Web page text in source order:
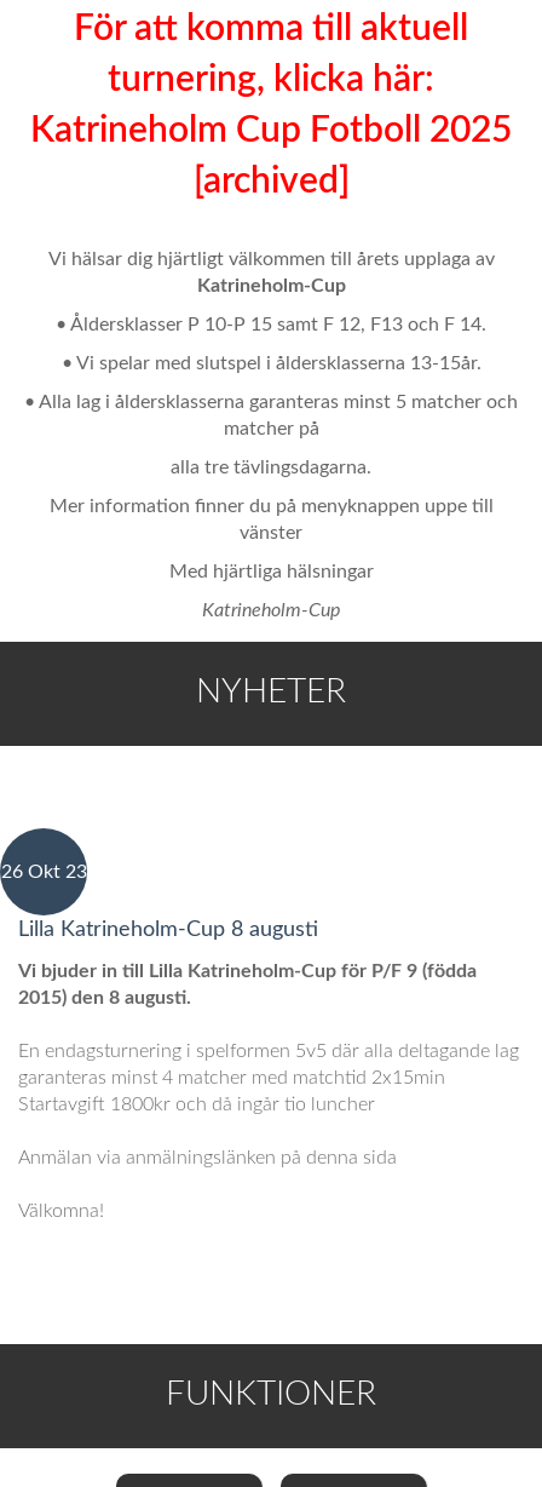
För att komma till aktuell
turnering, klicka här:
Katrineholm Cup Fotboll 2025
[archived]
Vi hälsar dig hjärtligt välkommen till årets upplaga av
Katrineholm-Cup
• Åldersklasser P 10-P 15 samt F 12, F13 och F 14.
• Vi spelar med slutspel i åldersklasserna 13-15år.
• Alla lag i åldersklasserna garanteras minst 5 matcher och
matcher på
alla tre tävlingsdagarna.
Mer information finner du på menyknappen uppe till
vänster
Med hjärtliga hälsningar
Katrineholm-Cup
NYHETER
26 Okt 23
Lilla Katrineholm-Cup 8 augusti
Vi bjuder in till Lilla Katrineholm-Cup för P/F 9 (födda
2015) den 8 augusti.
En endagsturnering i spelformen 5v5 där alla deltagande lag
garanteras minst 4 matcher med matchtid 2x15min
Startavgift 1800kr och då ingår tio luncher
Anmälan via anmälningslänken på denna sida
Välkomna!
FUNKTIONER